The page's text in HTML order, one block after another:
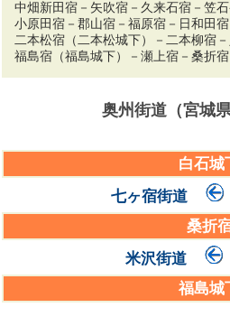
中畑新田宿－矢吹宿－久来石宿－笠
小原田宿－郡山宿－福原宿－日和田
二本松宿（二本松城下）－二本柳宿
福島宿（福島城下）－瀬上宿－桑折
奥州街道（宮城
白石城
七ヶ宿街道
桑折
米沢街道
福島城